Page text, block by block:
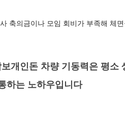
축의금이나 모임 회비가 부족해 체
개인돈 차량 기동력은 평
하는 노하우입니다